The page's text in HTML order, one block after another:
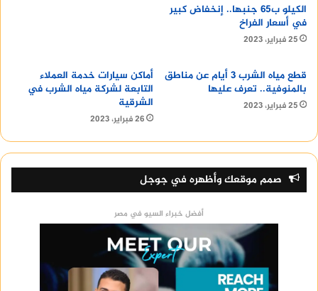
الكيلو ب65 جنبها.. إنخفاض كبير
في أسعار الفراخ
25 فبراير، 2023
قطع مياه الشرب 3 أيام عن مناطق
بالمنوفية.. تعرف عليها
25 فبراير، 2023
أماكن سيارات خدمة العملاء
التابعة لشركة مياه الشرب في
الشرقية
26 فبراير، 2023
صمم موقعك وأظهره في جوجل
أفضل خبراء السيو في مصر